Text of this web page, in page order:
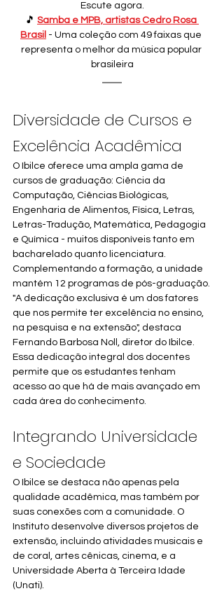
Escute agora.
🎵 Samba e MPB, artistas Cedro Rosa
Brasil - Uma coleção com 49 faixas que
representa o melhor da música popular
brasileira
Diversidade de Cursos e
Excelência Acadêmica
O Ibilce oferece uma ampla gama de
cursos de graduação: Ciência da
Computação, Ciências Biológicas,
Engenharia de Alimentos, Física, Letras,
Letras-Tradução, Matemática, Pedagogia
e Química - muitos disponíveis tanto em
bacharelado quanto licenciatura.
Complementando a formação, a unidade
mantém 12 programas de pós-graduação.
"A dedicação exclusiva é um dos fatores
que nos permite ter excelência no ensino,
na pesquisa e na extensão", destaca
Fernando Barbosa Noll, diretor do Ibilce.
Essa dedicação integral dos docentes
permite que os estudantes tenham
acesso ao que há de mais avançado em
cada área do conhecimento.
Integrando Universidade
e Sociedade
O Ibilce se destaca não apenas pela
qualidade acadêmica, mas também por
suas conexões com a comunidade. O
Instituto desenvolve diversos projetos de
extensão, incluindo atividades musicais e
de coral, artes cênicas, cinema, e a
Universidade Aberta à Terceira Idade
(Unati).